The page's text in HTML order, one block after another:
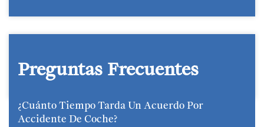
Preguntas Frecuentes
¿Cuánto Tiempo Tarda Un Acuerdo Por
Accidente De Coche?